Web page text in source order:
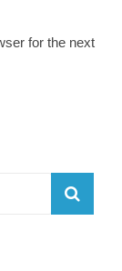
for the next